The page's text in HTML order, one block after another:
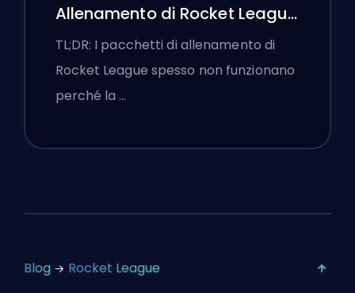
Allenamento di Rocket League
che Non Funzionano
TL;DR: I pacchetti di allenamento di
Rocket League spesso non funzionano
perché la …
Blog Rocket League